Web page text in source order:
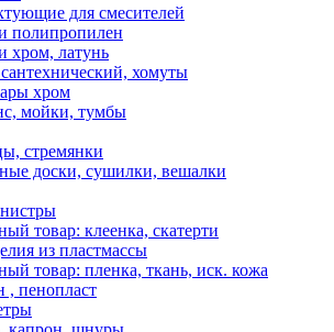
для смесителей
полипропилен
хром, латунь
хомуты
хром
мойки, тумбы
стремянки
доски, сушилки, вешалки
товар: клеенка, скатерти
из пластмассы
товар: пленка, ткань, иск. кожа
, пенопласт